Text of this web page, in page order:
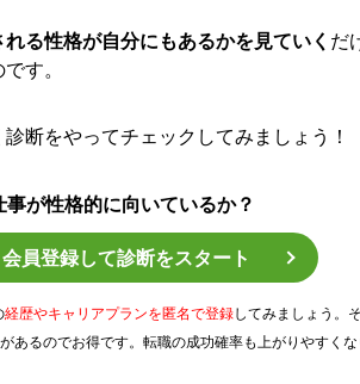
る性格が自分にもあるかを見ていく だ
す。
断をやってチェックしてみましょう！
事が性格的に向いているか？
会員登録して診断をスタート
経歴やキャリアプランを匿名で登録してみましょう。
あるのでお得です。転職の成功確率も上がりやすくな